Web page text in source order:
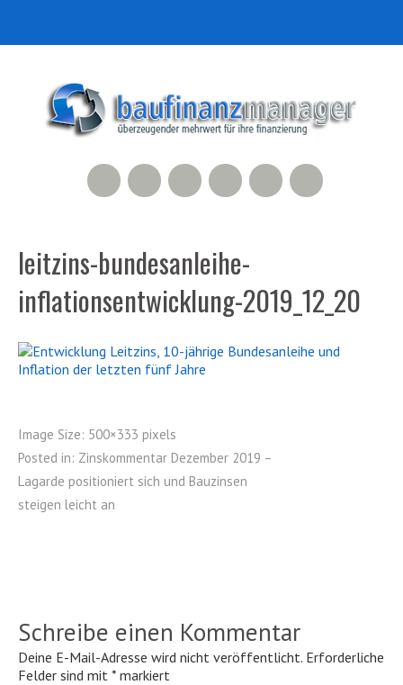
Facebook
500px
LinkedIn
Xing
RSS Feed
leitzins-bundesanleihe-
inflationsentwicklung-2019_12_20
Image Size: 500×333 pixels
Posted in: Zinskommentar Dezember 2019 –
Lagarde positioniert sich und Bauzinsen
steigen leicht an
Schreibe einen Kommentar
Deine E-Mail-Adresse wird nicht veröffentlicht. Erforderliche
Felder sind mit * markiert